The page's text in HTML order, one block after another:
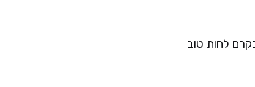
לחות טוב